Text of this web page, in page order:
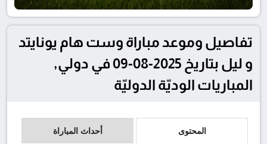
تفاصيل وموعد مباراة وست هام يونايتد
و ليل بتاريخ 2025-08-09 في دولي,
المباريات الوديّة الدوليّة
المحتوى أحداث المباراة